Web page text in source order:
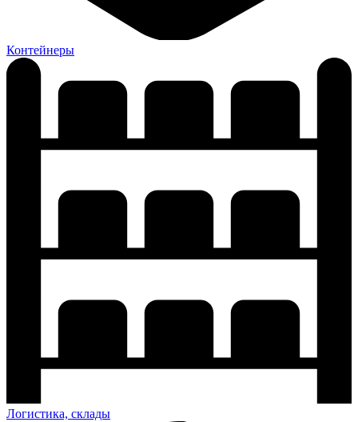
Контейнеры
Логистика, склады